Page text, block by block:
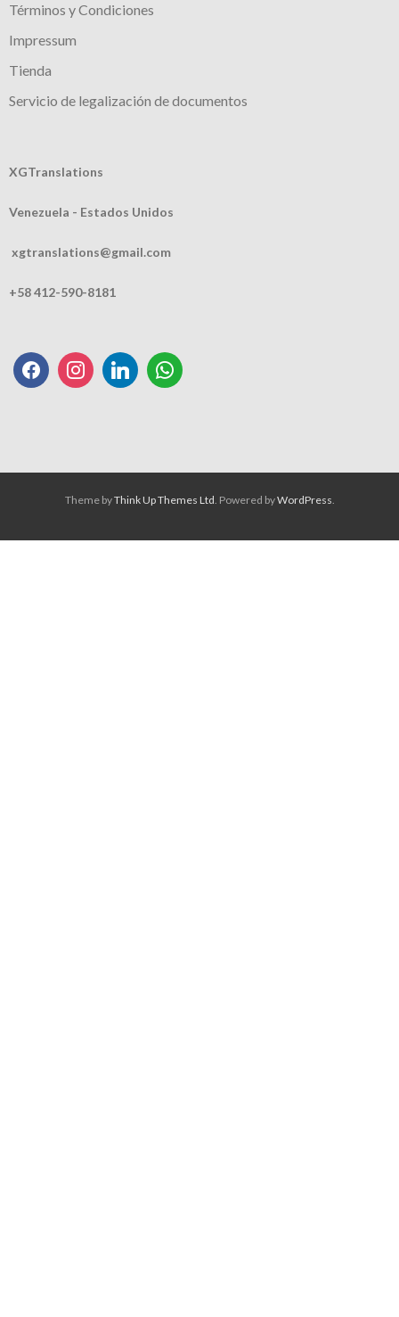
Términos y Condiciones
Impressum
Tienda
Servicio de legalización de documentos
XGTranslations
Venezuela - Estados Unidos
xgtranslations@gmail.com
+58 412-590-8181
Theme byThink Up Themes Ltd. Powered byWordPress.